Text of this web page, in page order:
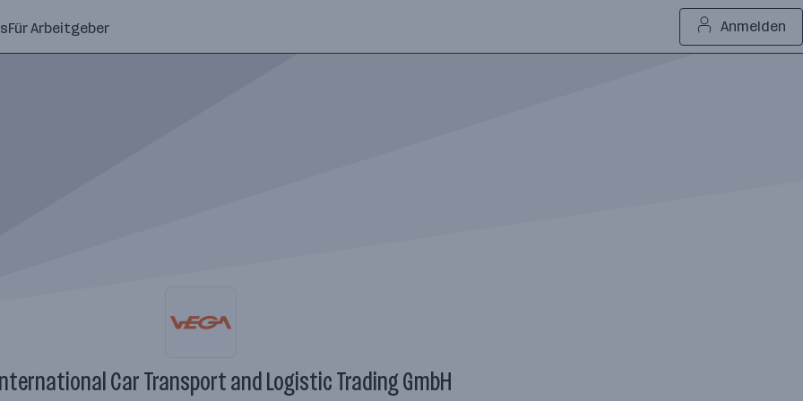
Für Arbeitgeber Anmelden
Car Transport and Logistic Trading GmbH